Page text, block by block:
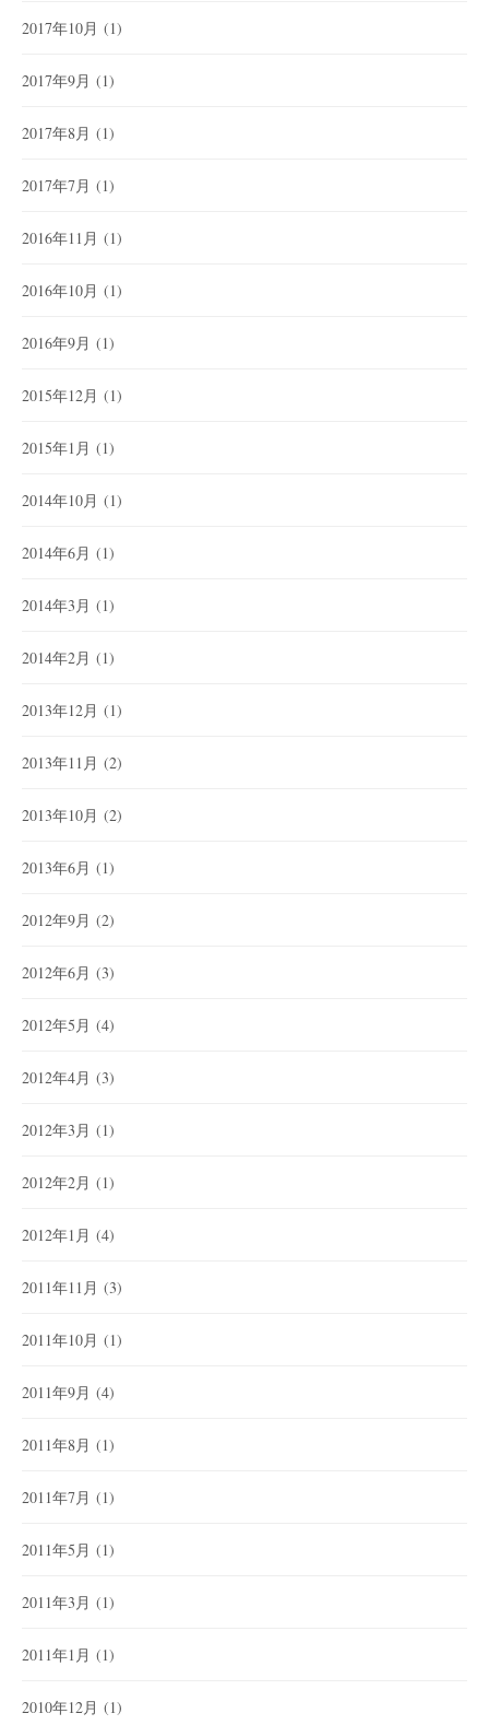
2017年10月 (1)
2017年9月 (1)
2017年8月 (1)
2017年7月 (1)
2016年11月 (1)
2016年10月 (1)
2016年9月 (1)
2015年12月 (1)
2015年1月 (1)
2014年10月 (1)
2014年6月 (1)
2014年3月 (1)
2014年2月 (1)
2013年12月 (1)
2013年11月 (2)
2013年10月 (2)
2013年6月 (1)
2012年9月 (2)
2012年6月 (3)
2012年5月 (4)
2012年4月 (3)
2012年3月 (1)
2012年2月 (1)
2012年1月 (4)
2011年11月 (3)
2011年10月 (1)
2011年9月 (4)
2011年8月 (1)
2011年7月 (1)
2011年5月 (1)
2011年3月 (1)
2011年1月 (1)
2010年12月 (1)